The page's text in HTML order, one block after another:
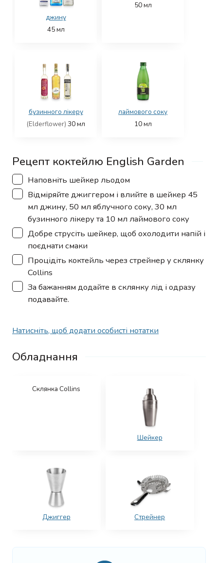
джину
45мл
50мл
бузинного лікеру
(Elderflower) 30мл
лаймового соку
10мл
Рецепт коктейлю English Garden
▢
Наповніть шейкер льодом
▢
Відміряйте джиггером і влийте в шейкер 45
мл джину, 50 мл яблучного соку, 30 мл
бузинного лікеру та 10 мл лаймового соку
▢
Добре струсіть шейкер, щоб охолодити напій і
поєднати смаки
▢
Процідіть коктейль через стрейнер у склянку
Collins
▢
За бажанням додайте в склянку лід і одразу
подавайте.
Натисніть, щоб додати особисті нотатки
Обладнання
Склянка Collins
Шейкер
Джиггер Стрейнер